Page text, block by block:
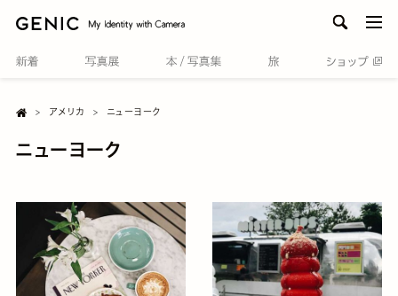

e
アメリカ ニューヨーク
ニューヨーク